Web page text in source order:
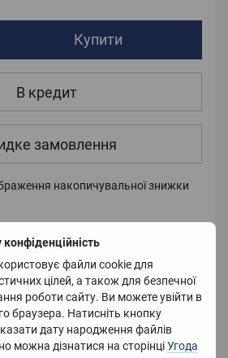
файли cookie для
цілей, а також для безпечної
роботи сайту. Ви можете увійти в
браузера. Натисніть кнопку
дату народження файлів
можна дізнатися на сторінціУгода
Купити
В кредит
замовлення
накопичувальної знижки
Блакитний